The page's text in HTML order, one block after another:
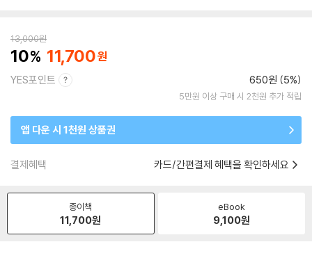
13,000원
10 11,700
YES포인트 650원 (5%)
5만원 이상 구매 시 2천원 추가 적립
앱 다운 시 1천원 상품권
결제혜택 카드/간편결제 혜택을 확인하세요
종이책
11,700원
eBook
9,100원